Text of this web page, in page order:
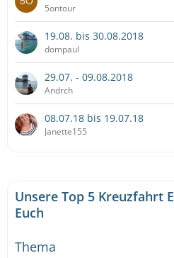
5ontour
19.08. bis 30.08.2018
dompaul
29.07. - 09.08.2018
Andrch
08.07.18 bis 19.07.18
Janette155
Unsere Top 5 Kreuzfahrt
Euch
Thema